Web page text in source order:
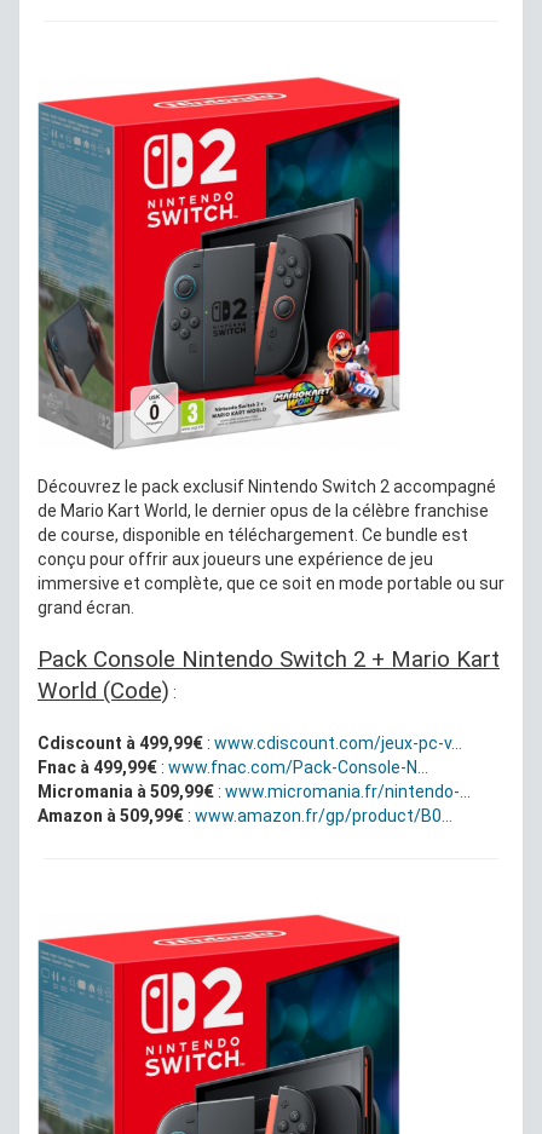
Découvrez le pack exclusif Nintendo Switch 2 accompagné
de Mario Kart World, le dernier opus de la célèbre franchise
de course, disponible en téléchargement. Ce bundle est
conçu pour offrir aux joueurs une expérience de jeu
immersive et complète, que ce soit en mode portable ou sur
grand écran.
Pack Console Nintendo Switch 2 + Mario Kart
World (Code) :
Cdiscount à 499,99€ : www.cdiscount.com/jeux-pc-v...
Fnac à 499,99€ : www.fnac.com/Pack-Console-N...
Micromania à 509,99€ : www.micromania.fr/nintendo-...
Amazon à 509,99€ : www.amazon.fr/gp/product/B0...